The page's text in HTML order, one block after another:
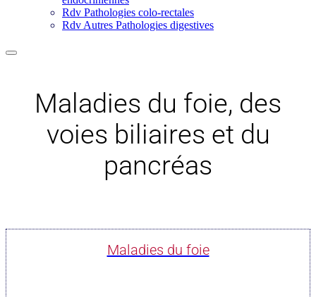
Rdv Pathologies colo-rectales
Rdv Autres Pathologies digestives
Maladies du foie, des
voies biliaires et du
pancréas
Maladies du foie